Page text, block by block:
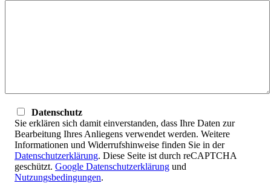
Datenschutz
Sie erklären sich damit einverstanden, dass Ihre Daten zur
Bearbeitung Ihres Anliegens verwendet werden. Weitere
Informationen und Widerrufshinweise finden Sie in der
Datenschutzerklärung. Diese Seite ist durch reCAPTCHA
geschützt. Google Datenschutzerklärung und
Nutzungsbedingungen.